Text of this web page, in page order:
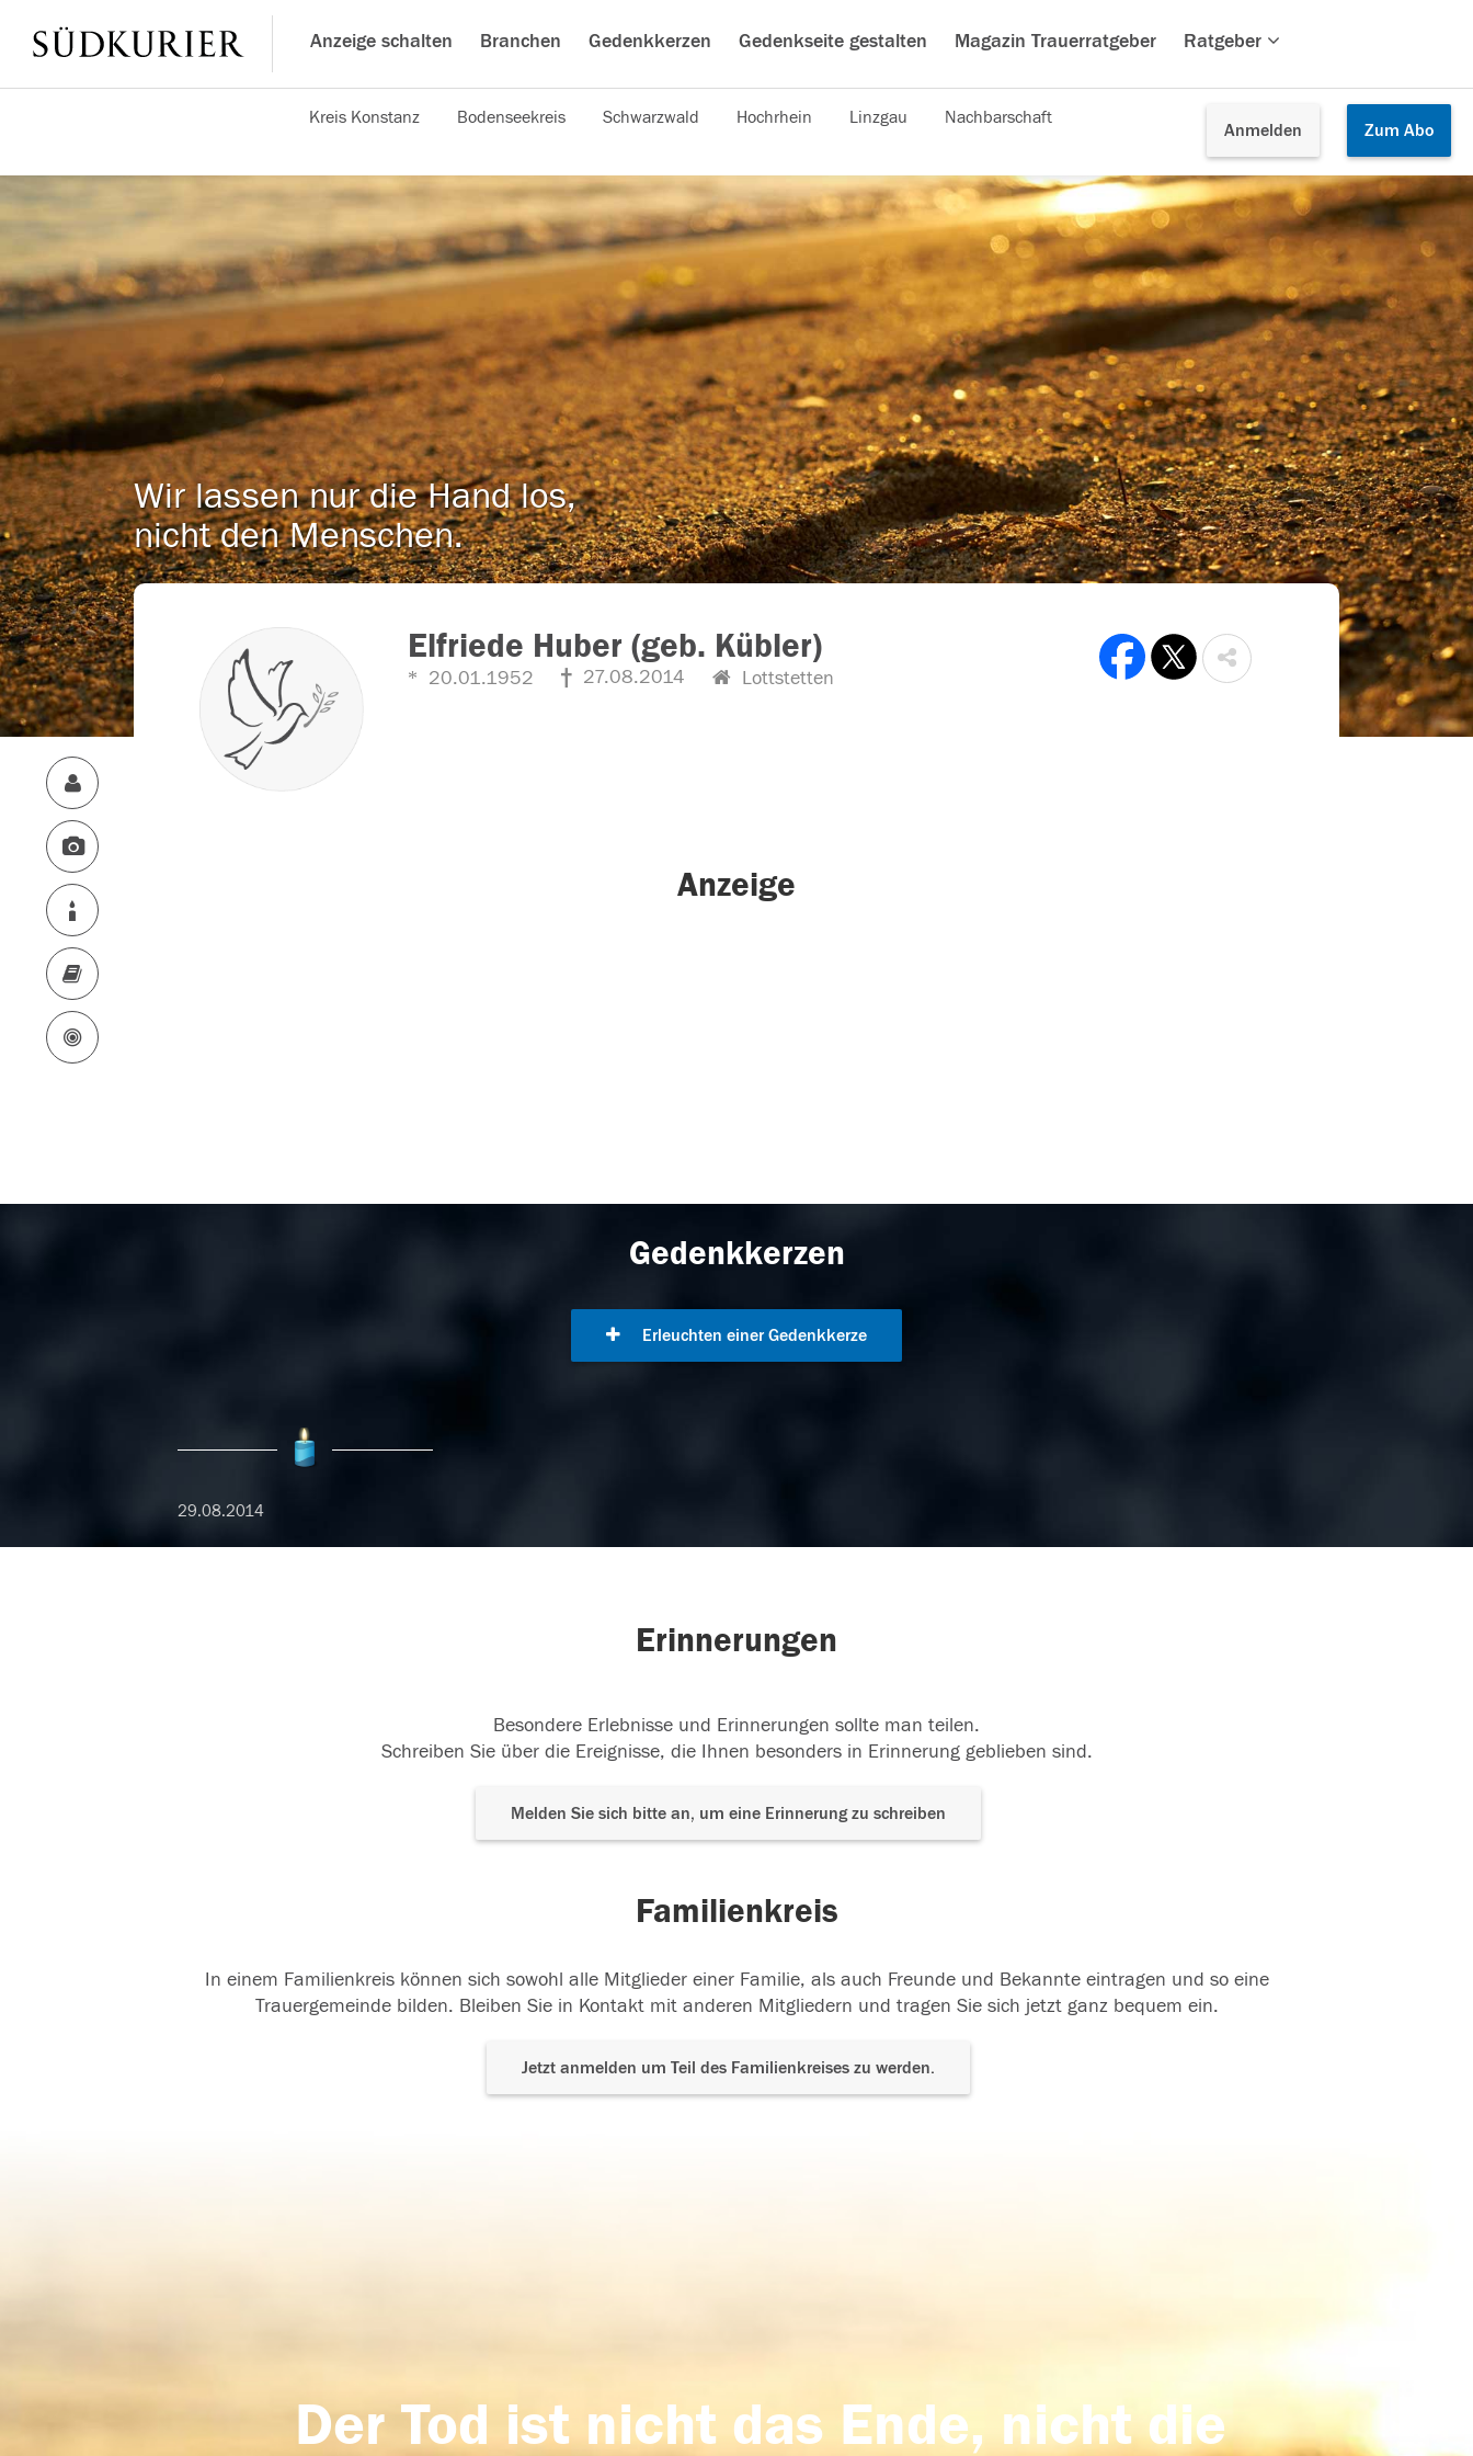
Anzeige schalten Branchen Gedenkkerzen Gedenkseite gestalten Magazin Trauerratgeber Ratgeber
Anmelden Zum Abo
Kreis Konstanz Bodenseekreis Schwarzwald Hochrhein Linzgau Nachbarschaft
Wir lassen nur die Hand los,
nicht den Menschen.
Elfriede Huber (geb. Kübler)
20.01.1952 27.08.2014 Lottstetten
Anzeige
Gedenkkerzen
Erleuchten einer Gedenkkerze
29.08.2014
Erinnerungen
Besondere Erlebnisse und Erinnerungen sollte man teilen.
Schreiben Sie über die Ereignisse, die Ihnen besonders in Erinnerung geblieben sind.
Melden Sie sich bitte an, um eine Erinnerung zu schreiben
Familienkreis
In einem Familienkreis können sich sowohl alle Mitglieder einer Familie, als auch Freunde und Bekannte eintragen und so eine
Trauergemeinde bilden. Bleiben Sie in Kontakt mit anderen Mitgliedern und tragen Sie sich jetzt ganz bequem ein.
Jetzt anmelden um Teil des Familienkreises zu werden.
Der Tod ist nicht das Ende, nicht die